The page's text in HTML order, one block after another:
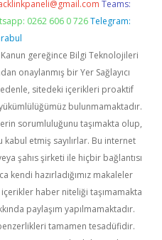
Teams:
0262 606 0 726 Telegram:
Kanun gereğince Bilgi Teknolojileri
onaylanmış bir Yer Sağlayıcı
sitedeki içerikleri proaktif
bulunmamaktadır.
sorumluluğunu taşımakta olup,
etmiş sayılırlar. Bu internet
şahıs şirketi ile hiçbir bağlantısı
kendi hazırladığımız makaleler
haber niteliği taşımamakta
paylaşım yapılmamaktadır.
tamamen tesadüfidir.